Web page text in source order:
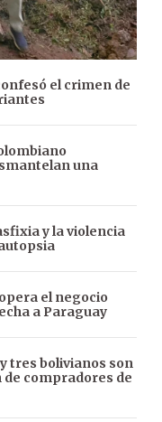
el crimen de
una
y la violencia
el negocio
a Paraguay
tres bolivianos son
compradores de